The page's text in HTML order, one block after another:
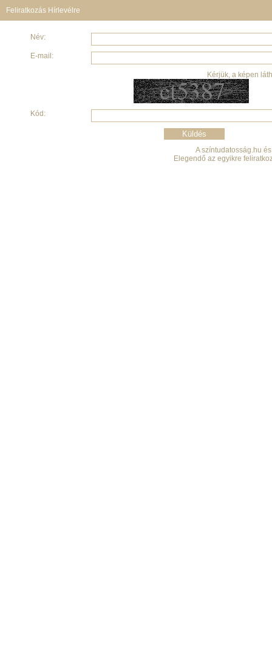
Feliratkozás Hírlevélre
Név:
E-mail:
Kérjük, a képen
Kód:
A színtudatosság.hu
Elegendő az egyikre